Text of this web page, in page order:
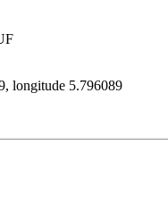
longitude 5.796089